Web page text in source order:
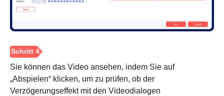
Sie können das Video ansehen, indem Sie auf
„Abspielen“ klicken, um zu prüfen, ob der
Verzögerungseffekt mit den Videodialogen